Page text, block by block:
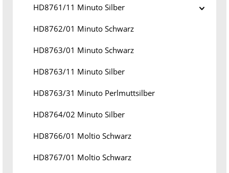
HD8761/11 Minuto Silber
HD8762/01 Minuto Schwarz
HD8763/01 Minuto Schwarz
HD8763/11 Minuto Silber
HD8763/31 Minuto Perlmuttsilber
HD8764/02 Minuto Silber
HD8766/01 Moltio Schwarz
HD8767/01 Moltio Schwarz